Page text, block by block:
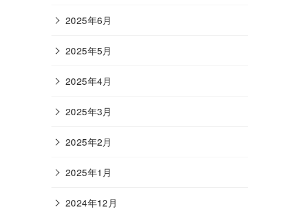
2025年6月
2025年5月
2025年4月
2025年3月
2025年2月
2025年1月
2024年12月